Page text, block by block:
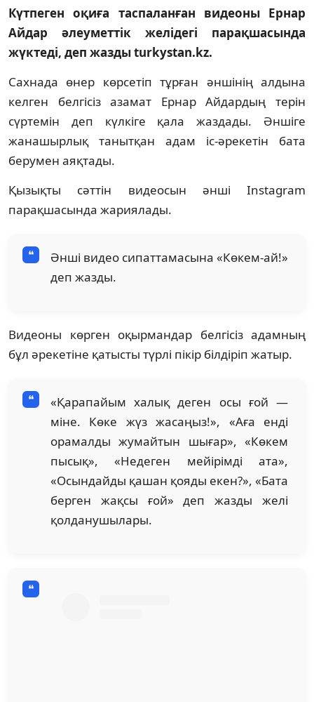
Күтпеген оқиға таспаланған видеоны Ернар
Айдар әлеуметтік желідегі парақшасында
жүктеді, деп жазды turkystan.kz.
Сахнада өнер көрсетіп тұрған әншінің алдына
келген белгісіз азамат Ернар Айдардың терін
сүртемін деп күлкіге қала жаздады. Әншіге
жанашырлық танытқан адам іс-әрекетін бата
берумен аяқтады.
Қызықты сәттін видеосын әнші Іnstagram
парақшасында жариялады.
Әнші видео сипаттамасына «Көкем-ай!»
деп жазды.
Видеоны көрген оқырмандар белгісіз адамның
бұл әрекетіне қатысты түрлі пікір білдіріп жатыр.
«Қарапайым халық деген осы ғой —
міне. Көке жүз жасаңыз!», «Аға енді
орамалды жумайтын шығар», «Көкем
пысық», «Недеген мейірімді ата»,
«Осындайды қашан қояды екен?», «Бата
берген жақсы ғой» деп жазды желі
қолданушылары.